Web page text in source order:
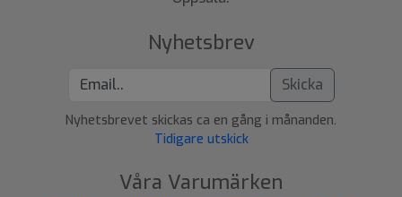
Nyhetsbrev
Skicka
Nyhetsbrevet skickas ca en gång i månanden.
Tidigare utskick
Våra Varumärken